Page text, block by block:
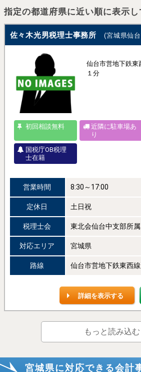
指定の都道府県に近い順に表示し
佐々木光男税理士事務所 (宮城県仙
仙台市営地下鉄
１分
初回相談無料
近隣に駐車場あ
り
国税庁OB税理
士在籍
営業時間 8:30～17:00
定休日 土日祝
税理士会 東北会仙台中支部所属
対応エリア 宮城県
路線 仙台市営地下鉄東西
詳細を表示する
もっと読み込む
宮城県に対応できる会計